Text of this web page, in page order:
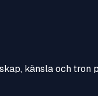
känsla och